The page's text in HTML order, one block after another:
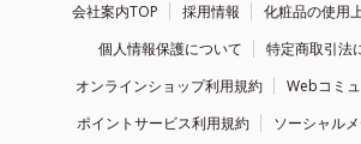
会社案内TOP 採用情報
化粧品の使用
個人情報保護について
特定商取引法
オンラインショップ利用規約
Webコミ
ポイントサービス利用規約
ソーシャル